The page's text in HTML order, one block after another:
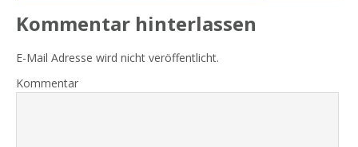
Kommentar hinterlassen
E-Mail Adresse wird nicht veröffentlicht.
Kommentar